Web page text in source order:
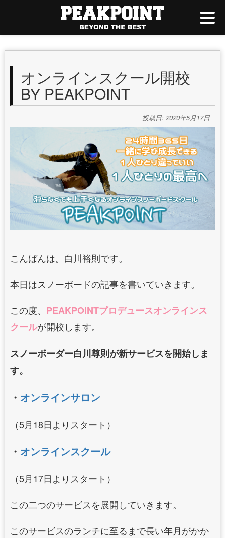
オンラインスクール開校
BY PEAKPOINT
投稿日: 2020年5月17日
こんばんは。白川裕則です。
本日はスノーボードの記事を書いていきます。
この度、 PEAKPOINTプロデュースオンラインス
クールが開校します。
スノーボーダー白川尊則が新サービスを開始しま
す。
・ オンラインサロン
（5月18日よりスタート）
・ オンラインスクール
（5月17日よりスタート）
この二つのサービスを展開していきます。
このサービスのランチに至るまで長い年月がかか